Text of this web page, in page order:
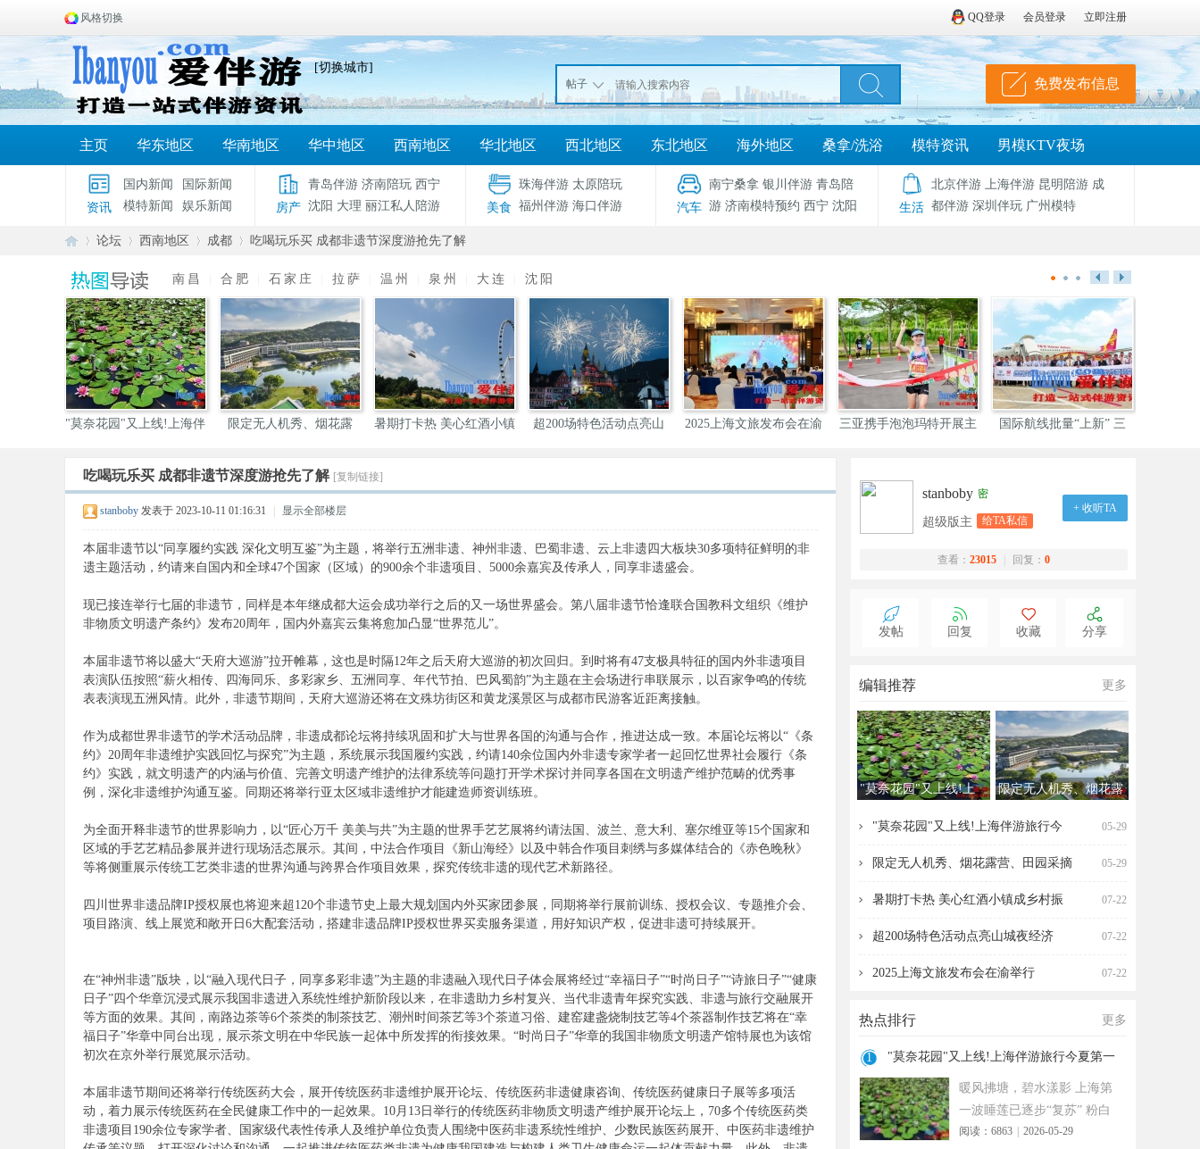
QQ登录 会员登录 立即注册
风格切换
[切换城市]
帖子 免费发布信息
主页 华东地区 华南地区 华中地区 西南地区 华北地区 西北地区 东北地区 海外地区 桑拿/洗浴 模特资讯 男模KTV夜场
资讯
国内新闻
国际新闻
模特新闻
娱乐新闻 房产
青岛伴游 济南陪玩 西宁
沈阳 大理 丽江私人陪游 美食
珠海伴游 太原陪玩
福州伴游 海口伴游 汽车
南宁桑拿 银川伴游 青岛陪
游 济南模特预约 西宁 沈阳 生活
北京伴游 上海伴游 昆明陪游 成
都伴游 深圳伴玩 广州模特
爱
伴
»
论坛
›
西南地区
›
成都
›
吃喝玩乐买 成都非遗节深度游抢先了解
南昌 合肥 石家庄 拉萨 温州 泉州 大连 沈阳
"莫奈花园"又上线!上海伴
限定无人机秀、烟花露
暑期打卡热 美心红酒小镇
超200场特色活动点亮山
2025上海文旅发布会在渝
三亚携手泡泡玛特开展主
国际航线批量“上新” 三
吃喝玩乐买 成都非遗节深度游抢先了解 [复制链接]
stanboby 发表于 2023-10-11 01:16:31 显示全部楼层
本届非遗节以“同享履约实践 深化文明互鉴”为主题，将举行五洲非遗、神州非遗、巴蜀非遗、云上非遗四大板块30多项特征鲜明的非
遗主题活动，约请来自国内和全球47个国家（区域）的900余个非遗项目、5000余嘉宾及传承人，同享非遗盛会。
现已接连举行七届的非遗节，同样是本年继成都大运会成功举行之后的又一场世界盛会。第八届非遗节恰逢联合国教科文组织《维护
非物质文明遗产条约》发布20周年，国内外嘉宾云集将愈加凸显“世界范儿”。
本届非遗节将以盛大“天府大巡游”拉开帷幕，这也是时隔12年之后天府大巡游的初次回归。到时将有47支极具特征的国内外非遗项目
表演队伍按照“薪火相传、四海同乐、多彩家乡、五洲同享、年代节拍、巴风蜀韵”为主题在主会场进行串联展示，以百家争鸣的传统
表表演现五洲风情。此外，非遗节期间，天府大巡游还将在文殊坊街区和黄龙溪景区与成都市民游客近距离接触。
作为成都世界非遗节的学术活动品牌，非遗成都论坛将持续巩固和扩大与世界各国的沟通与合作，推进达成一致。本届论坛将以“《条
约》20周年非遗维护实践回忆与探究”为主题，系统展示我国履约实践，约请140余位国内外非遗专家学者一起回忆世界社会履行《条
约》实践，就文明遗产的内涵与价值、完善文明遗产维护的法律系统等问题打开学术探讨并同享各国在文明遗产维护范畴的优秀事
例，深化非遗维护沟通互鉴。同期还将举行亚太区域非遗维护才能建造师资训练班。
为全面开释非遗节的世界影响力，以“匠心万千 美美与共”为主题的世界手艺艺展将约请法国、波兰、意大利、塞尔维亚等15个国家和
区域的手艺艺精品参展并进行现场活态展示。其间，中法合作项目《新山海经》以及中韩合作项目刺绣与多媒体结合的《赤色晚秋》
等将侧重展示传统工艺类非遗的世界沟通与跨界合作项目效果，探究传统非遗的现代艺术新路径。
四川世界非遗品牌IP授权展也将迎来超120个非遗节史上最大规划国内外买家团参展，同期将举行展前训练、授权会议、专题推介会、
项目路演、线上展览和敞开日6大配套活动，搭建非遗品牌IP授权世界买卖服务渠道，用好知识产权，促进非遗可持续展开。
在“神州非遗”版块，以“融入现代日子，同享多彩非遗”为主题的非遗融入现代日子体会展将经过“幸福日子”“时尚日子”“诗旅日子”“健康
日子”四个华章沉浸式展示我国非遗进入系统性维护新阶段以来，在非遗助力乡村复兴、当代非遗青年探究实践、非遗与旅行交融展开
等方面的效果。其间，南路边茶等6个茶类的制茶技艺、潮州时间茶艺等3个茶道习俗、建窑建盏烧制技艺等4个茶器制作技艺将在“幸
福日子”华章中同台出现，展示茶文明在中华民族一起体中所发挥的衔接效果。“时尚日子”华章的我国非物质文明遗产馆特展也为该馆
初次在京外举行展览展示活动。
本届非遗节期间还将举行传统医药大会，展开传统医药非遗维护展开论坛、传统医药非遗健康咨询、传统医药健康日子展等多项活
动，着力展示传统医药在全民健康工作中的一起效果。10月13日举行的传统医药非物质文明遗产维护展开论坛上，70多个传统医药类
非遗项目190余位专家学者、国家级代表性传承人及维护单位负责人围绕中医药非遗系统性维护、少数民族医药展开、中医药非遗维护
stanboby 密
超级版主 给TA私信
+ 收听TA
查看： 23015 回复： 0
发帖 回复 收藏 分享
编辑推荐 更多
"莫奈花园"又上线!上
限定无人机秀、烟花露
"莫奈花园"又上线!上海伴游旅行今
05-29
限定无人机秀、烟花露营、田园采摘 05-29
暑期打卡热 美心红酒小镇成乡村振 07-22
超200场特色活动点亮山城夜经济 07-22
2025上海文旅发布会在渝举行 07-22
热点排行 更多
1
"莫奈花园"又上线!上海伴游旅行今夏第一
波
暖风拂塘，碧水漾影 上海第
一波睡莲已逐步“复苏” 粉白
嫣红的花朵浮于水面 趁花期
阅读：6863 2026-05-29